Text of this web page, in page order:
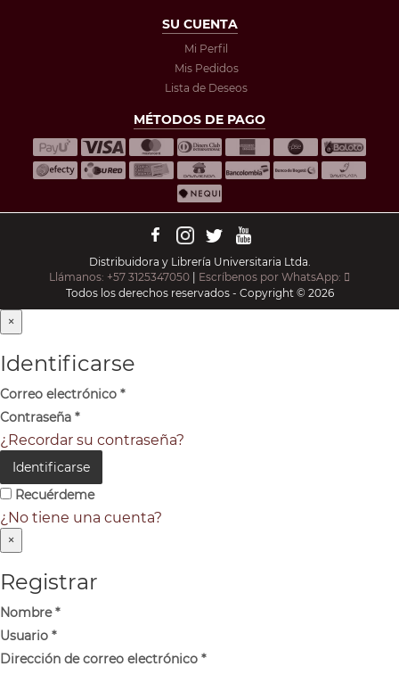
SU CUENTA
Mi Perfil
Mis Pedidos
Lista de Deseos
MÉTODOS DE PAGO
Distribuidora y Librería Universitaria Ltda.
Llámanos: +57 3125347050 | Escríbenos por WhatsApp:
Todos los derechos reservados - Copyright © 2026
×
Identificarse
Correo electrónico *
Contraseña *
¿Recordar su contraseña?
Identificarse
Recuérdeme
¿No tiene una cuenta?
×
Registrar
Nombre*
Usuario *
Dirección de correo electrónico *